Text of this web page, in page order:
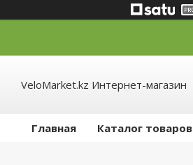
VeloMarket.kz Интернет-магазин
Главная Каталог товаров